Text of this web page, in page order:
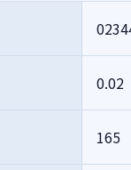
0.02
165